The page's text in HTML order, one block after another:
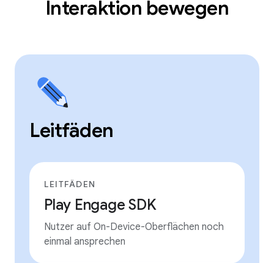
Interaktion bewegen
Leitfäden
LEITFÄDEN
Play Engage SDK
Nutzer auf On-Device-Oberflächen noch
einmal ansprechen